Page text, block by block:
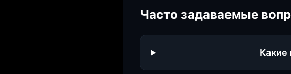
Часто задаваемые
Какие